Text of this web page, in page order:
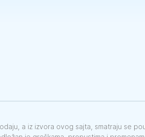
a iz izvora ovog sajta, smatraju se